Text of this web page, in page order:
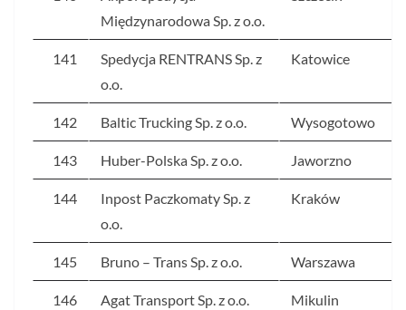
Międzynarodowa Sp. z o.o.
141
Spedycja RENTRANS Sp. z
o.o.
Katowice
142 Baltic Trucking Sp. z o.o. Wysogotowo
143 Huber-Polska Sp. z o.o. Jaworzno
144
Inpost Paczkomaty Sp. z
o.o.
Kraków
145 Bruno – Trans Sp. z o.o. Warszawa
146 Agat Transport Sp. z o.o. Mikulin